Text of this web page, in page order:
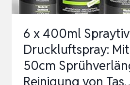
DRUCK…
6 x 400ml
Druckluftspray:
50cm
Reinigung von